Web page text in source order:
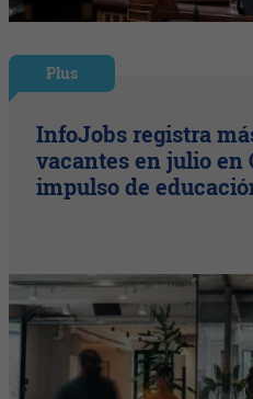
Plus
InfoJobs registra
vacantes en julio en
impulso de